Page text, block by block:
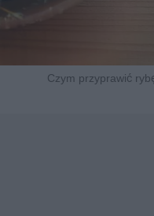
Czym przyprawić